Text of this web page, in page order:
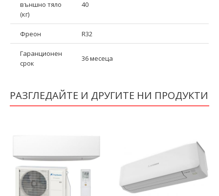
външно тяло
(кг)
40
Фреон R32
Гаранционен
срок
36 месеца
РАЗГЛЕДАЙТЕ И ДРУГИТЕ НИ ПРОДУКТИ